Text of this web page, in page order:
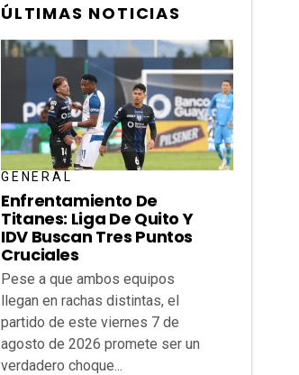
ÚLTIMAS NOTICIAS
GENERAL
Enfrentamiento De
Titanes: Liga De Quito Y
IDV Buscan Tres Puntos
Cruciales
Pese a que ambos equipos
llegan en rachas distintas, el
partido de este viernes 7 de
agosto de 2026 promete ser un
verdadero choque...